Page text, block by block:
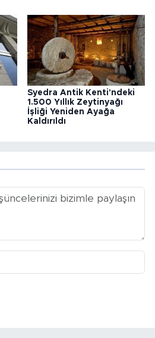
Syedra Antik Kenti'ndeki
1.500 Yıllık Zeytinyağı
İşliği Yeniden Ayağa
Kaldırıldı